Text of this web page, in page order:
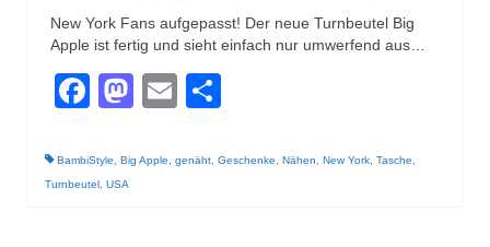
New York Fans aufgepasst! Der neue Turnbeutel Big
Apple ist fertig und sieht einfach nur umwerfend aus…
Facebook
Mastodon
Email
BambiStyle, Big Apple, genäht, Geschenke, Nähen, New York, Tasche,
Turnbeutel , USA